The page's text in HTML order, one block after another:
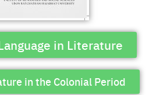
in Literature
in the Colonial Period